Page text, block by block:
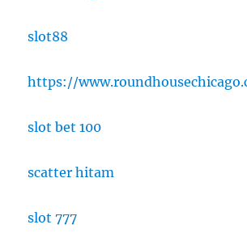
slot88
https://
slot bet 100
scatter hitam
slot 777